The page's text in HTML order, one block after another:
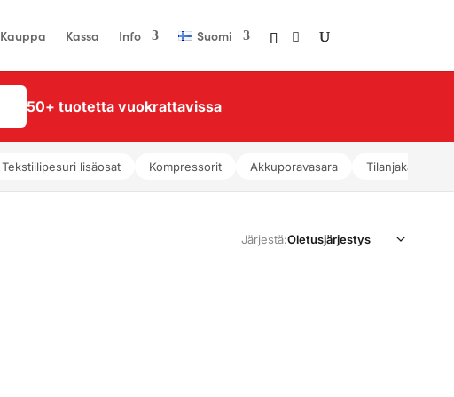
Kauppa Kassa Info Suomi
50+ tuotetta vuokrattavissa
Tekstiilipesuri lisäosat Kompressorit Akkuporavasara Tilanjakajat
Järjestä: